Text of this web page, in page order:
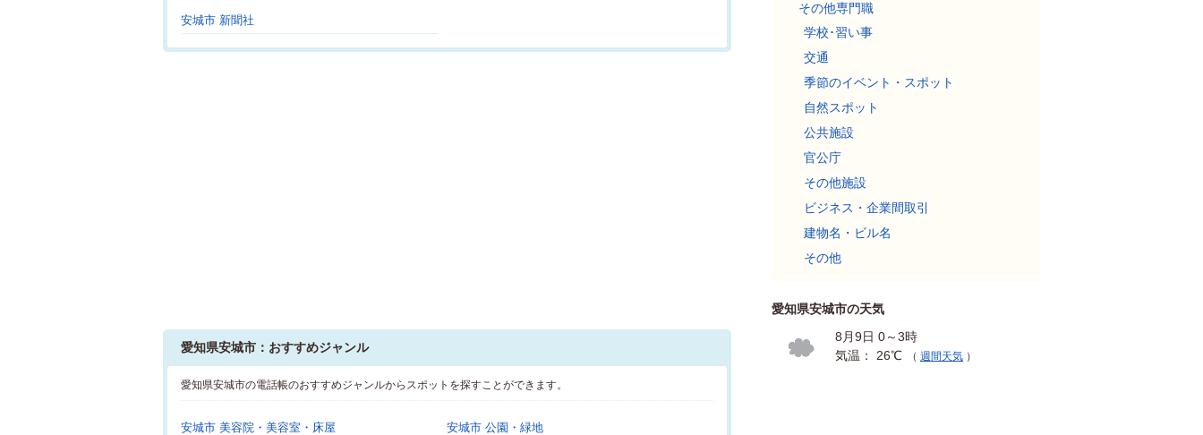
安城市 新聞社
愛知県安城市：おすすめジャンル
愛知県安城市の電話帳のおすすめジャンルからスポットを探すことができます。
安城市 美容院・美容室・床屋 安城市 公園・緑地
その他専門職
学校･習い事
交通
季節のイベント・スポット
自然スポット
公共施設
官公庁
その他施設
ビジネス・企業間取引
建物名・ビル名
その他
愛知県安城市の天気
8月9日 0～3時
気温： 26℃
（ 週間天気 ）